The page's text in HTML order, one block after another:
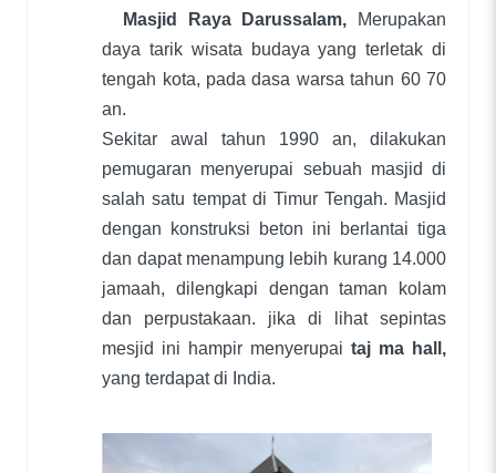
Masjid Raya Darussalam,
Merupakan
daya tarik wisata budaya yang terletak di
tengah kota, pada dasa warsa tahun 60 70
an.
Sekitar awal tahun 1990 an, dilakukan
pemugaran menyerupai sebuah masjid di
salah satu tempat di Timur Tengah. Masjid
dengan konstruksi beton ini berlantai tiga
dan dapat menampung lebih kurang 14.000
jamaah, dilengkapi dengan taman kolam
dan perpustakaan. jika di lihat sepintas
mesjid ini hampir menyerupaitaj ma hall,
yang terdapat di India.